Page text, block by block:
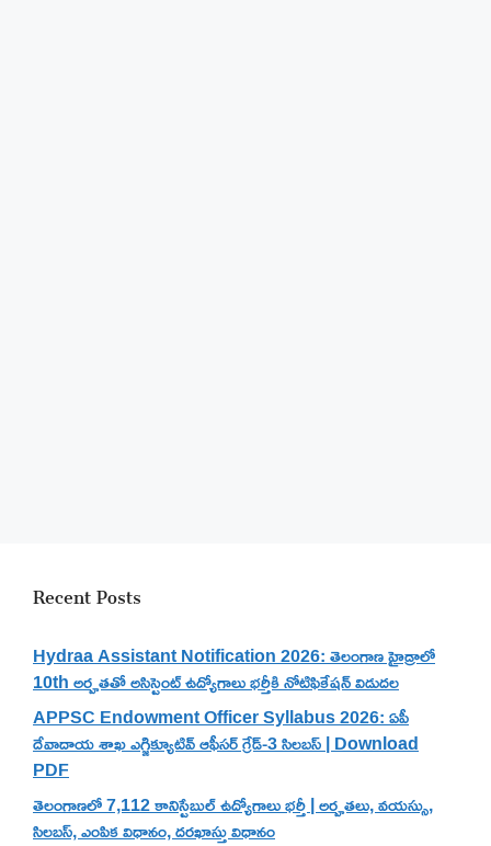
Recent Posts
Hydraa Assistant Notification 2026: తెలంగాణ హైడ్రాలో
10th అర్హతతో అసిస్టెంట్ ఉద్యోగాలు భర్తీకి నోటిఫికేషన్ విడుదల
APPSC Endowment Officer Syllabus 2026: ఏపీ
దేవాదాయ శాఖ ఎగ్జిక్యూటివ్ ఆఫీసర్ గ్రేడ్-3 సిలబస్ | Download
PDF
తెలంగాణలో 7,112 కానిస్టేబుల్ ఉద్యోగాలు భర్తీ | అర్హతలు, వయస్సు,
సిలబస్, ఎంపిక విధానం, దరఖాస్తు విధానం